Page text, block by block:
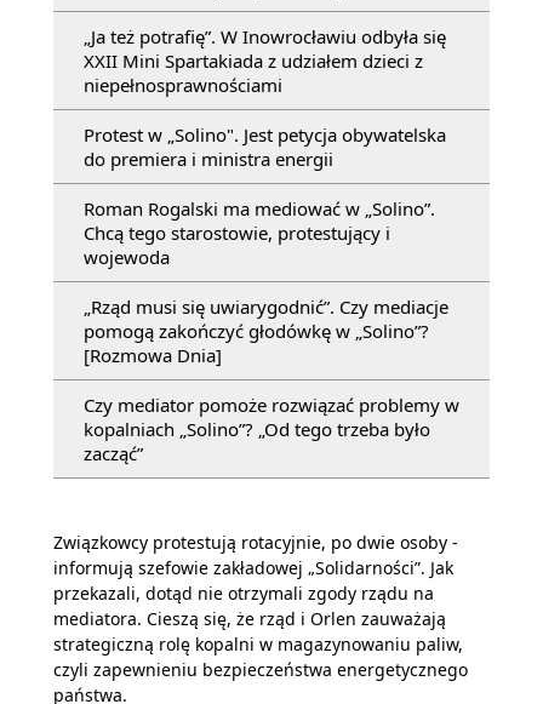
„Ja też potrafię”. W Inowrocławiu odbyła się
XXII Mini Spartakiada z udziałem dzieci z
niepełnosprawnościami
Protest w „Solino". Jest petycja obywatelska
do premiera i ministra energii
Roman Rogalski ma mediować w „Solino”.
Chcą tego starostowie, protestujący i
wojewoda
„Rząd musi się uwiarygodnić”. Czy mediacje
pomogą zakończyć głodówkę w „Solino”?
[Rozmowa Dnia]
Czy mediator pomoże rozwiązać problemy w
kopalniach „Solino”? „Od tego trzeba było
zacząć”
Związkowcy protestują rotacyjnie, po dwie osoby -
informują szefowie zakładowej „Solidarności”. Jak
przekazali, dotąd nie otrzymali zgody rządu na
mediatora. Cieszą się, że rząd i Orlen zauważają
strategiczną rolę kopalni w magazynowaniu paliw,
czyli zapewnieniu bezpieczeństwa energetycznego
państwa.